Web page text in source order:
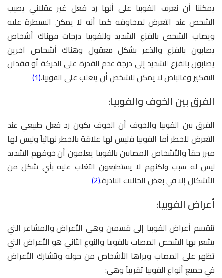
يمكننا أن نعرف الفوبيا على أنها رد فعل غير عقلاني يصيب
الشخص عند التعرض لمخاوفه كما أنه لا يمكن السيطرة عليه
ويصاب الشخص بالفزع الشديد وللفوبيا درجات فهناك أشخاص
يصابون بالفزع والذعر بشكل معقول وهناك أشخاص آخرين
يصابون بالفزع الشديد إلى درجة عدم القدرة على الحركة أو فقدان
التفكير وغالباص لا يمكن للشخص أن يتغلب على الفوبيا.(1)
الفرق بين الخوف والفوبيا:
الفرق بين الفوبيا والخوف أن الخوف يكون رد فعل طبيعي عند
التعرض للخطر أما الفوبيا فليس لها علاقة بالخطر نهائياً وليس لها
مبرر حقاً والأشخاص المصابين بالفوبيا يعلمون أن خوفهم الشديد
ليس له سبب ولكنهم لا يستطيعون التغلب عليه بأي شكل من
الأشكال إلا في بعض الحالات النادرة.(2)
أعراض الفوبيا:
تنقسم أعراض الفوبيا إلى قسمين وهي الأعراض والمشاعر التي
يشعر بها الشخص المصاب بالفوبيا والنوع الثاني هو الأعراض التي
تظهر على المصاب ويراها الأشخاص من حوله وتتشارك الأعراض
في جميع أنواع الفوبيا تقريباً وهي: